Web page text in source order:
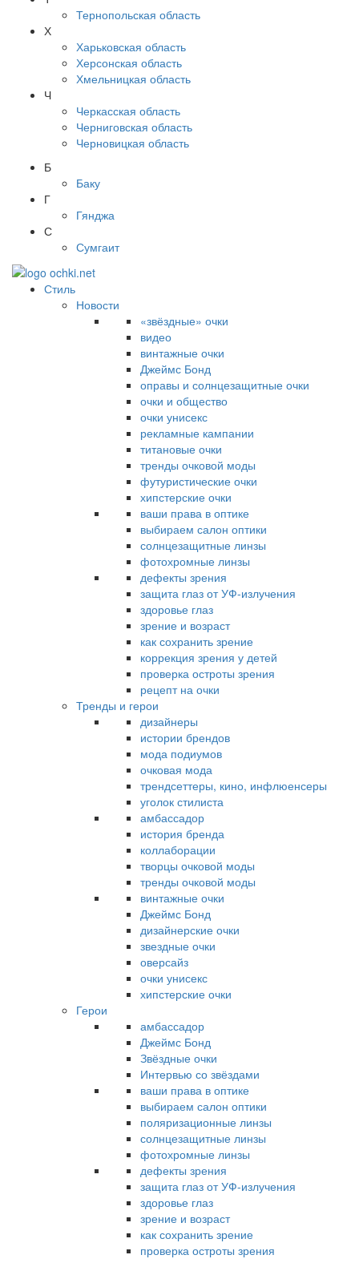
Тернопольская область
Х
Харьковская область
Херсонская область
Хмельницкая область
Ч
Черкасская область
Черниговская область
Черновицкая область
Б
Баку
Г
Гянджа
С
Сумгаит
Стиль
Новости
«звёздные» очки
видео
винтажные очки
Джеймс Бонд
оправы и солнцезащитные очки
очки и общество
очки унисекс
рекламные кампании
титановые очки
тренды очковой моды
футуристические очки
хипстерские очки
ваши права в оптике
выбираем салон оптики
солнцезащитные линзы
фотохромные линзы
дефекты зрения
защита глаз от УФ-излучения
здоровье глаз
зрение и возраст
как сохранить зрение
коррекция зрения у детей
проверка остроты зрения
рецепт на очки
Тренды и герои
дизайнеры
истории брендов
мода подиумов
очковая мода
трендсеттеры, кино, инфлюенсеры
уголок стилиста
амбассадор
история бренда
коллаборации
творцы очковой моды
тренды очковой моды
винтажные очки
Джеймс Бонд
дизайнерские очки
звездные очки
оверсайз
очки унисекс
хипстерские очки
Герои
амбассадор
Джеймс Бонд
Звёздные очки
Интервью со звёздами
ваши права в оптике
выбираем салон оптики
поляризационные линзы
солнцезащитные линзы
фотохромные линзы
дефекты зрения
защита глаз от УФ-излучения
здоровье глаз
зрение и возраст
как сохранить зрение
проверка остроты зрения